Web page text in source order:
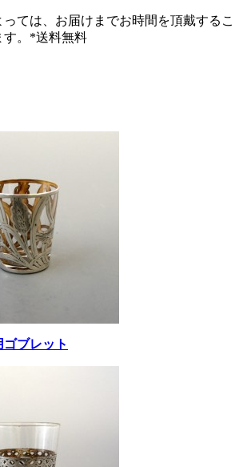
ては、お届けまでお時間を頂戴するこ
す。*送料無料
ゴブレット